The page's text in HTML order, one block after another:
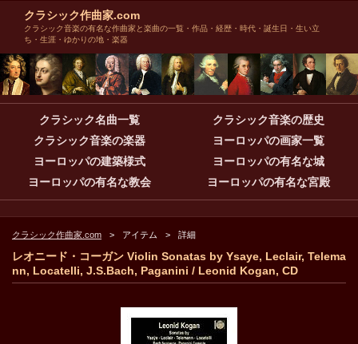
クラシック作曲家.com
クラシック音楽の有名な作曲家と楽曲の一覧・作品・経歴・時代・誕生日・生い立
ち・生涯・ゆかりの地・楽器
クラシック名曲一覧
クラシック音楽の歴史
クラシック音楽の楽器
ヨーロッパの画家一覧
ヨーロッパの建築様式
ヨーロッパの有名な城
ヨーロッパの有名な教会
ヨーロッパの有名な宮殿
クラシック作曲家.com アイテム 詳細
レオニード・コーガン Violin Sonatas by Ysaye, Leclair, Telema
nn, Locatelli, J.S.Bach, Paganini / Leonid Kogan, CD